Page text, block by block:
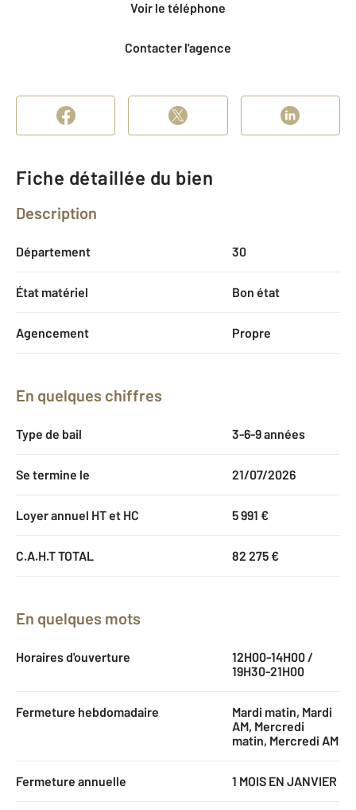
Voir le téléphone
Contacter l'agence
Fiche détaillée du bien
Description
Département 30
État matériel Bon état
Agencement Propre
En quelques chiffres
Type de bail 3-6-9 années
Se termine le 21/07/2026
Loyer annuel HT et HC 5 991 €
C.A.H.T TOTAL 82 275 €
En quelques mots
Horaires d'ouverture
12H00-14H00 /
19H30-21H00
Fermeture hebdomadaire
Mardi matin, Mardi
AM, Mercredi
matin, Mercredi AM
Fermeture annuelle 1 MOIS EN JANVIER